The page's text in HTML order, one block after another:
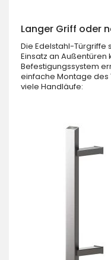
Langer Griff oder
Die Edelstahl-
Einsatz an Außentüren
Befestigungssystem
einfache Montage des
viele Handläufe: